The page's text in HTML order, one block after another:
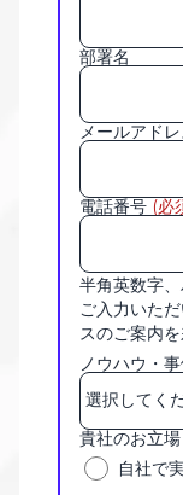
部署名
メールアドレ
電話番号 (必
半角英数字
ご入力いた
スのご案内
ノウハウ・
貴社のお立場
自社で